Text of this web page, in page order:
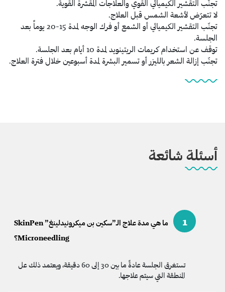
تجنّب التقشير الكيميائي القوي والعلاجات المقشرة القوية.
لا تتعرّض لأشعة الشمس قبل العلاج.
تجنّب التقشير الكيميائي أو الشمع أو فرك الوجه لمدة 15-20 يوماً بعد
الجلسة.
توقف عن استخدام كريمات الريتينويد لمدة 10 أيام بعد الجلسة.
تجنّب إزالة الشعر بالليزر أو تسمير البشرة لمدة أسبوعين خلال فترة العلاج.
أسئلة شائعة
1
ما هي مدة علاج الـ”سكين بن ميكرونيدلينغ” SkinPen
Microneedling؟
تستغرق الجلسة عادةً ما بين 30 إلى 60 دقيقة، ويعتمد ذلك عل
المنطقة التي سيتم علاجها.